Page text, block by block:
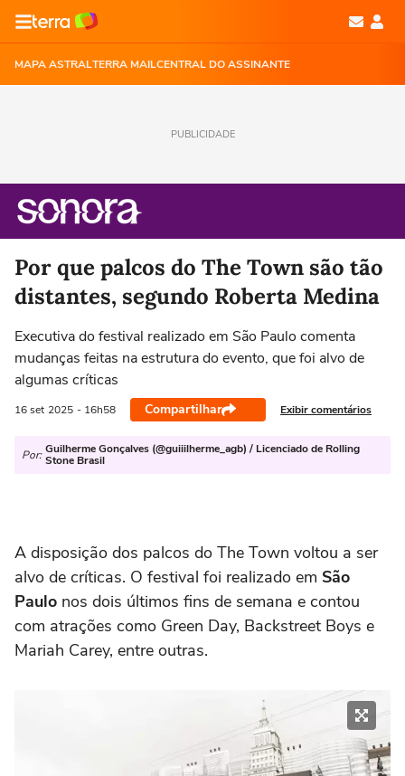
MAPA ASTRALTERRA MAILCENTRAL DO ASSINANTE
PUBLICIDADE
Por que palcos do The Town são tão
distantes, segundo Roberta Medina
Executiva do festival realizado em São Paulo comenta
mudanças feitas na estrutura do evento, que foi alvo de
algumas críticas
16 set 2025 - 16h58 Compartilhar Exibir comentários
Por: Guilherme Gonçalves (@guiiilherme_agb) / Licenciado de Rolling
Stone Brasil
A disposição dos palcos do The Town voltou a ser
alvo de críticas. O festival foi realizado em São
Paulo nos dois últimos fins de semana e contou
com atrações como Green Day, Backstreet Boys e
Mariah Carey, entre outras.